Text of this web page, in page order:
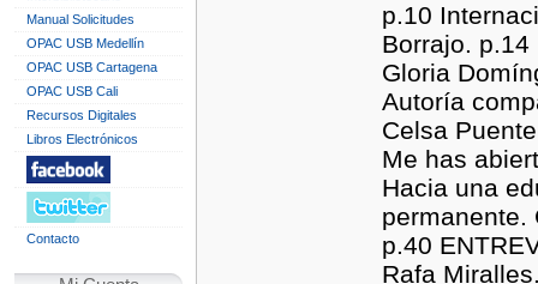
Manual Solicitudes
OPAC USB Medellín
OPAC USB Cartagena
OPAC USB Cali
Recursos Digitales
Libros Electrónicos
Contacto
p.10
Borrajo.
Gloria
Autoría
Celsa
Me has
Hacia una
permanente.
p.40
Rafa